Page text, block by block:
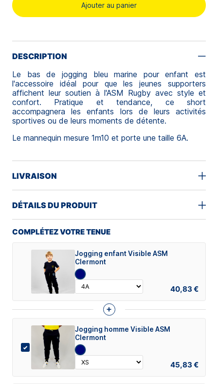
Ajouter au panier
DESCRIPTION
Le bas de jogging bleu marine pour enfant est
l'accessoire idéal pour que les jeunes supporters
affichent leur soutien à l'ASM Rugby avec style et
confort. Pratique et tendance, ce short
accompagnera les enfants lors de leurs activités
sportives ou de leurs moments de détente.
Le mannequin mesure 1m10 et porte une taille 6A.
LIVRAISON
DÉTAILS DU PRODUIT
COMPLÉTEZ VOTRE TENUE
Jogging enfant Visible ASM
Clermont
40,83 €
+
Jogging homme Visible ASM
Clermont
45,83 €